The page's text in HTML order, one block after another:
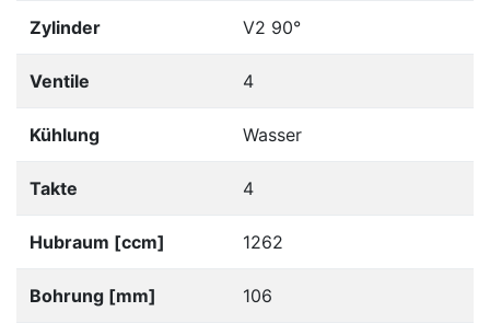
Zylinder V2 90°
Ventile 4
Kühlung Wasser
Takte 4
Hubraum [ccm] 1262
Bohrung [mm] 106